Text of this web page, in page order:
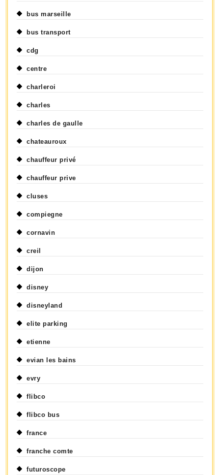
bus marseille
bus transport
cdg
centre
charleroi
charles
charles de gaulle
chateauroux
chauffeur privé
chauffeur prive
cluses
compiegne
cornavin
creil
dijon
disney
disneyland
elite parking
etienne
evian les bains
evry
flibco
flibco bus
france
franche comte
futuroscope